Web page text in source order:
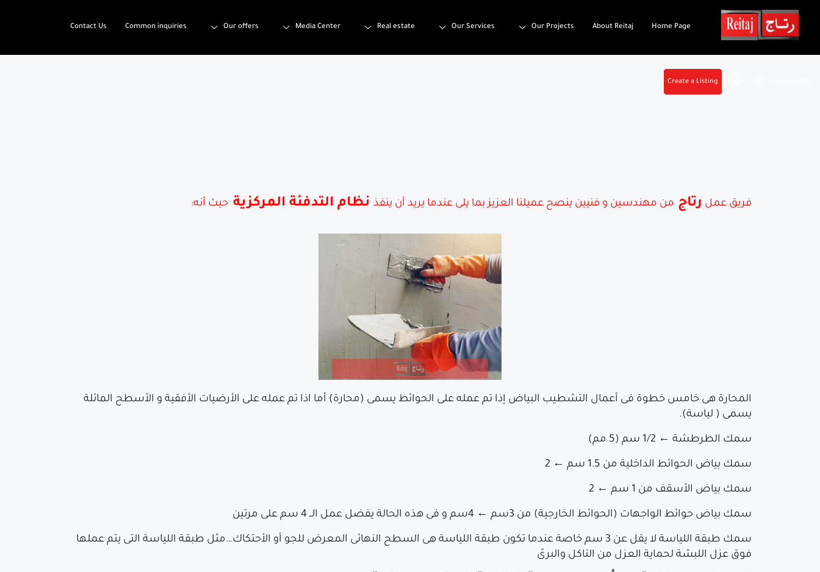
Home Page
About Reitaj
Our Projects
Our Services
Real estate
Media Center
Our offers
Common inquiries
Contact Us
Create a Listing
فريق عمل رتاج من مهندسين و فنيين ينصح عميلنا العزيز بما يلى عندما يريد أن ينفذ نظام التدفئة المركزية حيث أنه:
المحارة هى خامس خطوة فى أعمال التشطيب البياض إذا تم عمله على الحوائط يسمى (محارة) أما اذا تم عمله على الأرضيات الأفقية و الأسطح المائلة
يسمى ( لياسة).
سمك الطرطشة ← 1/2 سم (5 مم)
سمك بياض الحوائط الداخلية من 1.5 سم ← 2
سمك بياض الأسقف من 1 سم ← 2
سمك بياض حوائط الواجهات (الحوائط الخارجية) من 3سم ← 4سم و فى هذه الحالة يفضل عمل الــ 4 سم على مرتين
سمك طبقة اللياسة لا يقل عن 3 سم خاصة عندما تكون طبقة اللياسة هى السطح النهائى المعرض للجو أو الأحتكاك…مثل طبقة اللياسة التى يتم عملها
فوق عزل اللبشة لحماية العزل من التاكل والبرىّ